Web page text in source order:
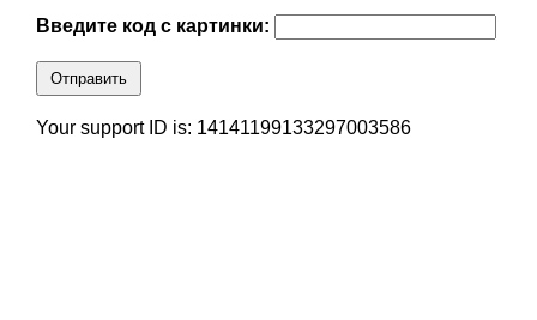
Введите код с картинки:
Отправить
Your support ID is: 14141199133297003586